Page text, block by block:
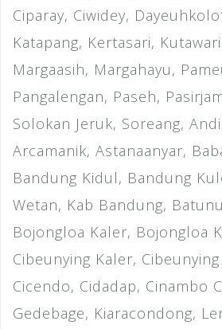
Ciparay, Ciwidey,
Katapang, Kertasari,
Margaasih, Margahayu,
Pangalengan, Paseh,
Solokan Jeruk, Soreang,
Arcamanik, Astanaanyar,
Bandung Kidul, Bandung
Wetan, Kab Bandung,
Bojongloa Kaler, Bojongloa
Cibeunying Kaler,
Cicendo, Cidadap, Cinambo
Gedebage, Kiaracondong,